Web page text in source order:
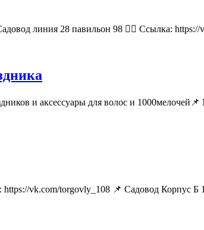
линия 28 павильон 98 👉🏻 Ссылка:
и аксессуары для волос и
vk.com/torgovly_108 📌 Садовод Корпус